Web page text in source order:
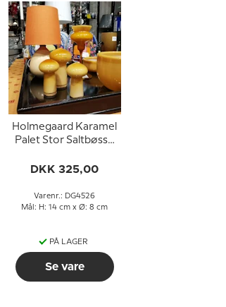
Holmegaard Karamel
Palet Stor Saltbøsse
DKK 325,00
Varenr.: DG4526
Mål: H: 14 cm x Ø: 8 cm
PÅ LAGER
Se vare